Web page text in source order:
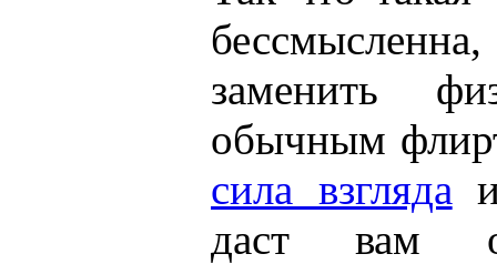
заменить
обычным
сила взгляда
даст вам